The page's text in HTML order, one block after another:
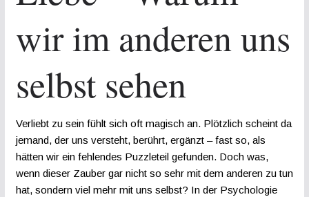
wir im anderen uns
selbst sehen
Verliebt zu sein fühlt sich oft magisch an. Plötzlich scheint da
jemand, der uns versteht, berührt, ergänzt – fast so, als
hätten wir ein fehlendes Puzzleteil gefunden. Doch was,
wenn dieser Zauber gar nicht so sehr mit dem anderen zu tun
hat, sondern viel mehr mit uns selbst? In der Psychologie